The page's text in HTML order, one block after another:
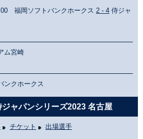
福岡ソフトバンクホークス 2 - 4 侍ジャ
ム宮崎
ンクホークス
ジャパンシリーズ2023 名古屋
チケット 出場選手